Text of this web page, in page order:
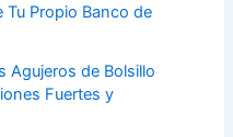
Tu Propio Banco de
Agujeros de Bolsillo
Fuertes y